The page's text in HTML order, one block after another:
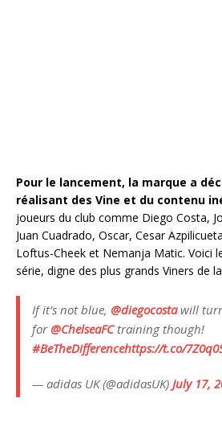
Pour le lancement, la marque a
réalisant des Vine et du contenu
joueurs du club comme Diego Costa,
Juan Cuadrado, Oscar, Cesar
Loftus-Cheek et Nemanja Matic. Voici
série, digne des plus grands Viners de
If it’s not blue, @diegocostawill
for@ChelseaFCtraining though!
#BeTheDifferencehttps://t.co/
— adidas UK (@adidasUK) July 17,